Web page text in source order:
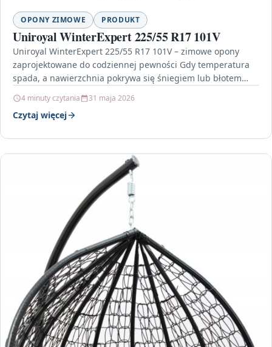
OPONY ZIMOWE PRODUKT
Uniroyal WinterExpert 225/55 R17 101V
Uniroyal WinterExpert 225/55 R17 101V – zimowe opony
zaprojektowane do codziennej pewności Gdy temperatura
spada, a nawierzchnia pokrywa się śniegiem lub błotem
4 minuty czytania 31 maja 2026
Czytaj więcej